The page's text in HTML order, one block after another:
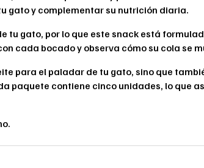
gato y complementar su nutrición diaria.
tu gato, por lo que este snack está
cada bocado y observa cómo su cola se
para el paladar de tu gato, sino que
paquete contiene cinco unidades, lo que